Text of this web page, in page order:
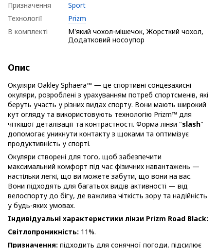
Призначення
Sport
Технології
Prizm
В комплекті
М'який чохол-мішечок, Жорсткий чохол,
Додатковий носоупор
Опис
Окуляри Oakley Sphaera™ — це спортивні сонцезахисні
окуляри, розроблені з урахуванням потреб спортсменів, які
беруть участь у різних видах спорту. Вони мають широкий
кут огляду та використовують технологію Prizm™ для
чіткішої деталізації та контрастності. Форма лінзи "slash"
допомогає уникнути контакту з щоками та оптимізує
продуктивність у спорті.
Окуляри створені для того, щоб забезпечити
максимальний комфорт під час фізичних навантажень —
настільки легкі, що ви можете забути, що вони на вас.
Вони підходять для багатьох видів активності — від
велоспорту до бігу, де важлива чіткість зору та надійність
у будь-яких умовах.
Iндивідуальні характеристики лінзи Prizm Road Black:
Світлопроникність: 11%.
Призначення: підходить для сонячної погоди, підсилює